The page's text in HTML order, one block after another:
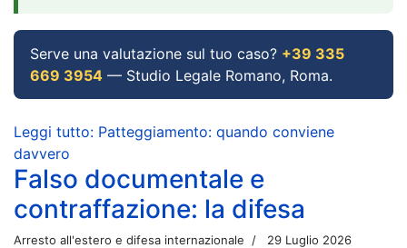
Serve una valutazione sul tuo caso? +39 335
669 3954 — Studio Legale Romano, Roma.
Leggi tutto: Patteggiamento: quando conviene
davvero
Falso documentale e
contraffazione: la difesa
Arresto all'estero e difesa internazionale 29 Luglio 2026